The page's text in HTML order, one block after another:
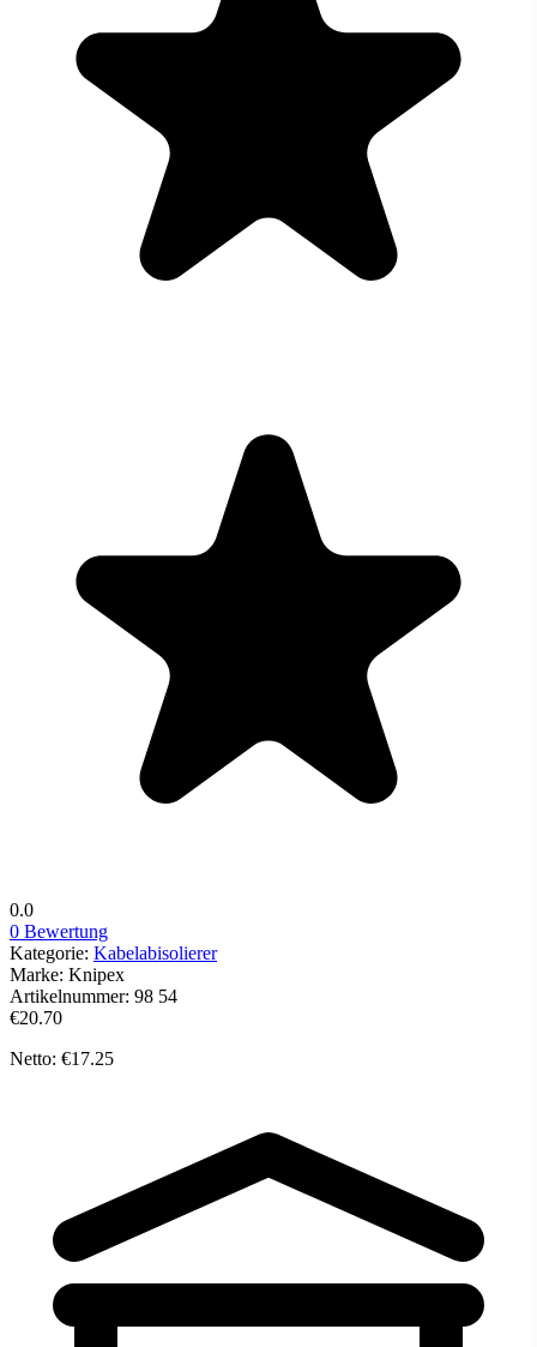
0.0
0 Bewertung
Kategorie: Kabelabisolierer
Marke: Knipex
Artikelnummer: 98 54
€20.70
Netto: €17.25